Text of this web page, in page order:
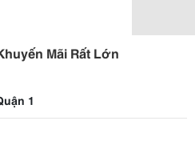
Mãi Rất Lớn
1